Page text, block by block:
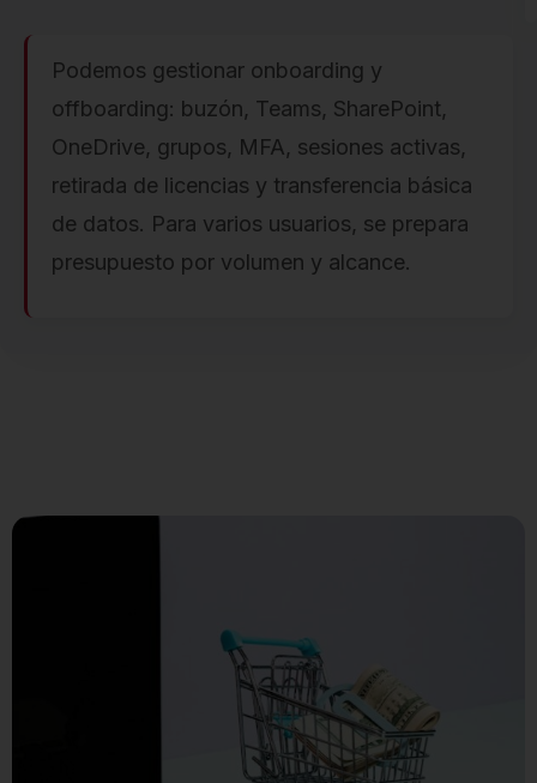
Podemos gestionar onboarding y
offboarding: buzón, Teams, SharePoint,
OneDrive, grupos, MFA, sesiones activas,
retirada de licencias y transferencia básica
de datos. Para varios usuarios, se prepara
presupuesto por volumen y alcance.